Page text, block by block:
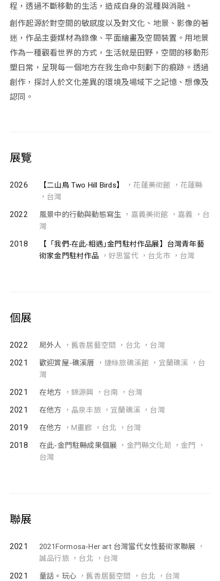
程，透過不斷移動的生活，造成自身的混種與消融。
創作起源於對空間的敏感度以及對文化、地景、影像的著
迷，作品主要媒材為錄像、平面繪畫及空間裝置。用地景
作為一種觀看世界的方式，生活就是田野，空間的移動形
塑日常，呈現每一個地方在我生命中刻劃下的痕跡。透過
創作，探討人於文化差異的環境及場域下之記憶、想像及
認同。
展覽
2026 【二山鳥 Two Hill Birds】
，花蓮美術館 ，花蓮縣
，台灣
2022 風景中的行動與動態寫生 ，嘉義美術館 ，嘉義 ，台
灣
2018
【「我們∙在此∙相遇｣金門駐村作品展】台灣青年藝
術家金門駐村作品 ，好思當代 ，台北市 ，台灣
個展
2022 局外人 ，舊香居藝空間 ，台北 ，台灣
2021 歡迎賞屋-礁溪厝 ，捷絲旅礁溪館 ，宜蘭礁溪 ，台
灣
2021 在地方 ，錦源興 ，台南 ，台灣
2021 在他方 ，晶泉丰旅 ，宜蘭礁溪 ，台灣
2019 在他方 ，M畫廊 ，台北 ，台灣
2018 在此-金門駐縣成果個展 ，金門縣文化局 ，金門 ，
台灣
聯展
2021 2021Formosa-Her art 台灣當代女性藝術家聯展 ，
誠品行旅 ，台北 ，台灣
2021 童話。玩心 ，舊香居藝空間 ，台北 ，台灣